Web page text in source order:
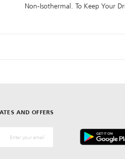
Non-Isothermal. To Keep Your
AND OFFERS!